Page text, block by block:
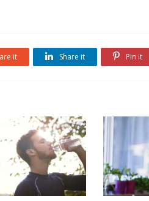
it Share it Pin it